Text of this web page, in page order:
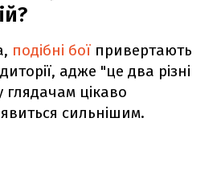
подібні бої привертають
адже "це два різні
глядачам цікаво
сильнішим.